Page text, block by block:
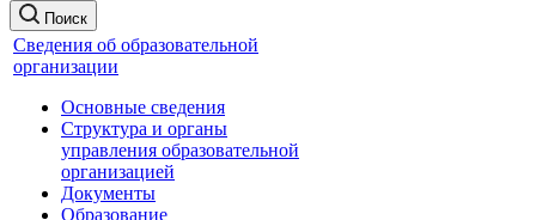
Поиск
Сведения об образовательной
организации
Основные сведения
Структура и органы
управления образовательной
организацией
Документы
Образование